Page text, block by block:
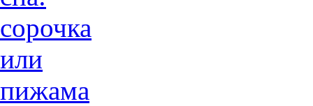
сорочка
или
пижама